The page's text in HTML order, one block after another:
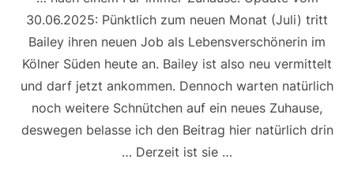
30.06.2025: Pünktlich zum neuen Monat (Juli) tritt
Bailey ihren neuen Job als Lebensverschönerin im
Kölner Süden heute an. Bailey ist also neu vermittelt
und darf jetzt ankommen. Dennoch warten natürlich
noch weitere Schnütchen auf ein neues Zuhause,
deswegen belasse ich den Beitrag hier natürlich drin
… Derzeit ist sie …